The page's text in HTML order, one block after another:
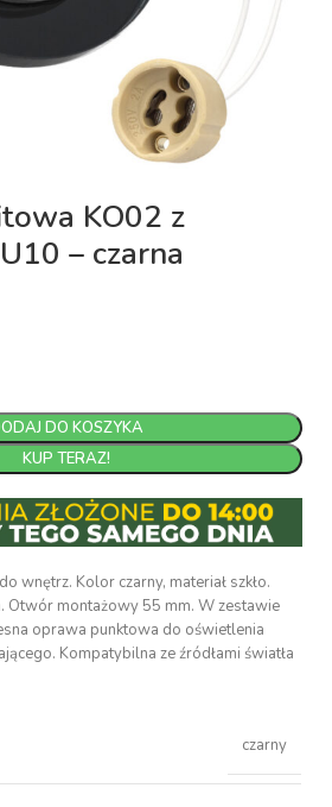
KO02 z
– czarna
DO KOSZYKA
KUP TERAZ!
wnętrz. Kolor czarny, materiał szkło.
montażowy 55 mm. W zestawie
oprawa punktowa do oświetlenia
Kompatybilna ze źródłami światła
czarny